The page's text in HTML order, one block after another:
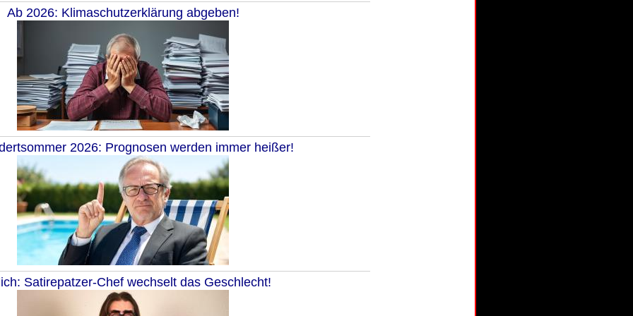
Ab 2026: Klimaschutzerklärung abgeben!
2026: Prognosen werden immer heißer!
Satirepatzer-Chef wechselt das Geschlecht!